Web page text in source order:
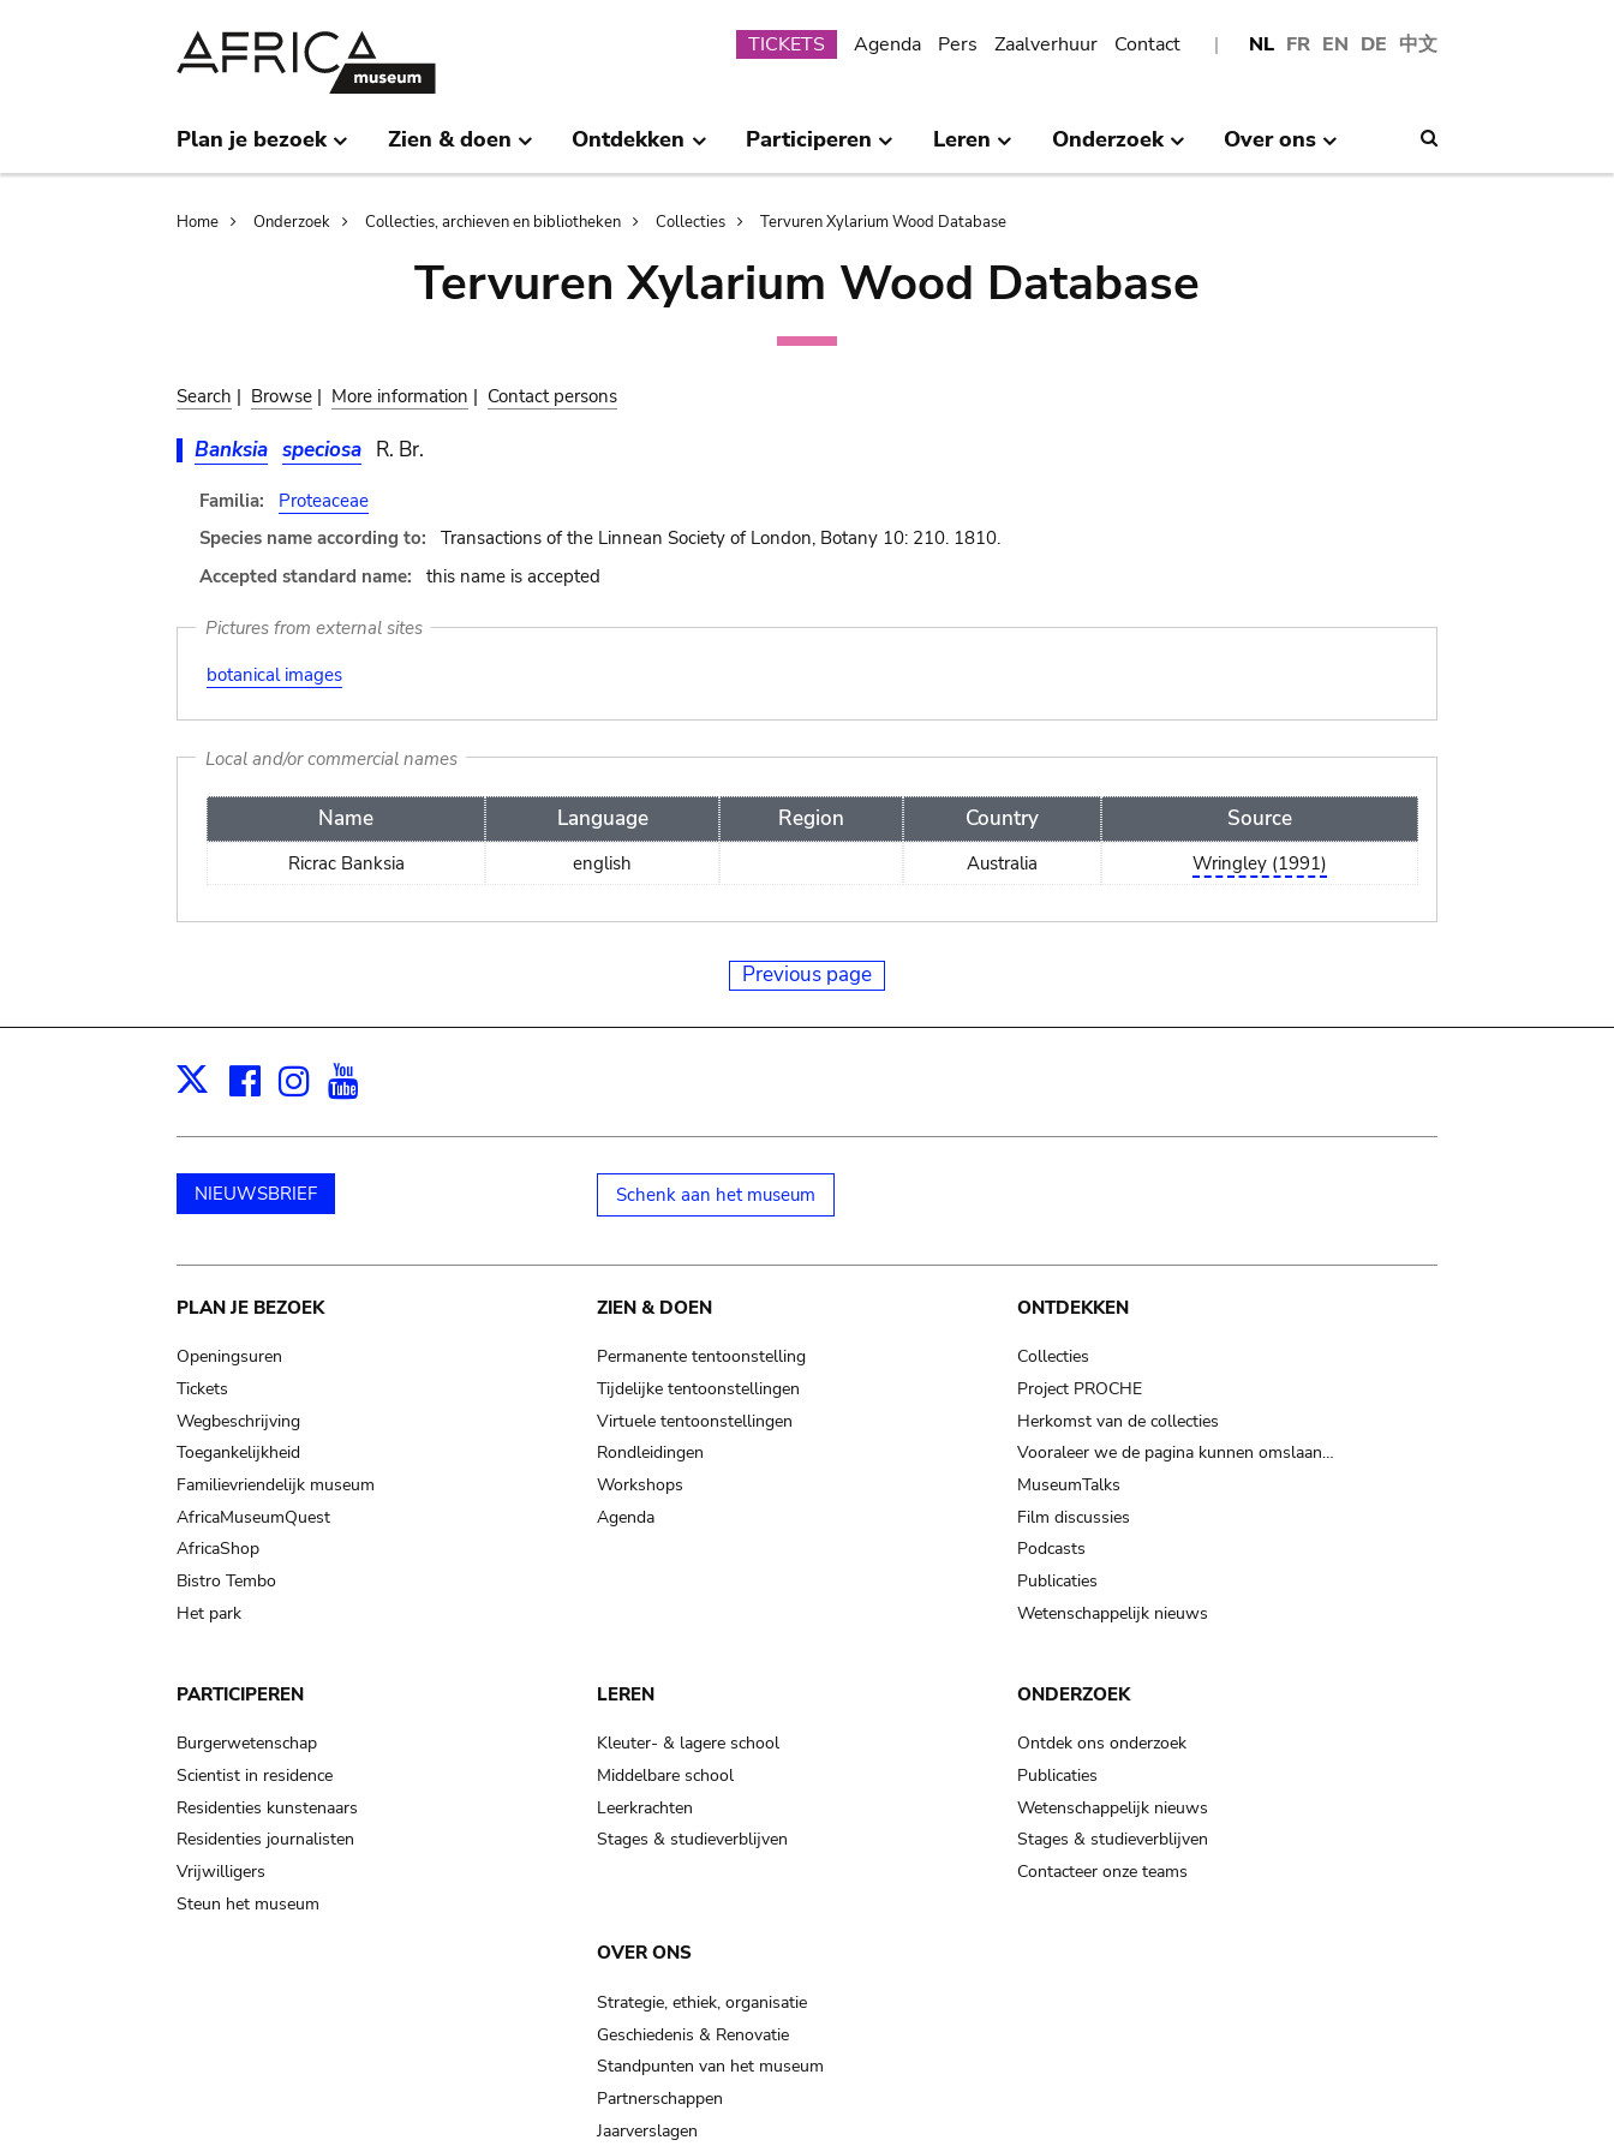
NL FR EN DE 中文
Submenu
TICKETS Agenda Pers Zaalverhuur Contact
Plan je bezoek Zien & doen Ontdekken Participeren Leren Onderzoek Over ons
Breadcrumb
Home Onderzoek Collecties, archieven en bibliotheken Collecties Tervuren Xylarium Wood Database
Tervuren Xylarium Wood Database
Search | Browse | More information | Contact persons
Banksia speciosa R. Br.
Familia:
Proteaceae
Species name according to:
Transactions of the Linnean Society of London, Botany 10: 210. 1810.
Accepted standard name:
this name is accepted
Pictures from external sites
botanical images
Local and/or commercial names
Name Language Region Country Source
Ricrac Banksia english Australia Wringley (1991)
Previous page
X Facebook
Instagram
NIEUWSBRIEF Schenk aan het museum
Main
navigation
PLAN JE BEZOEK
Openingsuren
Tickets
Wegbeschrijving
Toegankelijkheid
Familievriendelijk museum
AfricaMuseumQuest
AfricaShop
Bistro Tembo
Het park
ZIEN & DOEN
Permanente tentoonstelling
Tijdelijke tentoonstellingen
Virtuele tentoonstellingen
Rondleidingen
Workshops
Agenda
ONTDEKKEN
Collecties
Project PROCHE
Herkomst van de collecties
Vooraleer we de pagina kunnen omslaan…
MuseumTalks
Film discussies
Podcasts
Publicaties
Wetenschappelijk nieuws
PARTICIPEREN
Burgerwetenschap
Scientist in residence
Residenties kunstenaars
Residenties journalisten
Vrijwilligers
Steun het museum
LEREN
Kleuter- & lagere school
Middelbare school
Leerkrachten
Stages & studieverblijven
ONDERZOEK
Ontdek ons onderzoek
Publicaties
Wetenschappelijk nieuws
Stages & studieverblijven
Contacteer onze teams
OVER ONS
Strategie, ethiek, organisatie
Geschiedenis & Renovatie
Standpunten van het museum
Partnerschappen
Jaarverslagen